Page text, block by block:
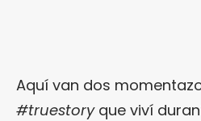
Aquí van dos
#truestoryque viví